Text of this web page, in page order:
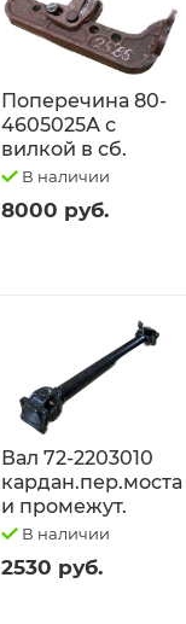
Поперечина 80-
4605025А с
вилкой в сб.
В наличии
8000 руб.
Вал 72-2203010
кардан.пер.моста
и промежут.
В наличии
2530 руб.